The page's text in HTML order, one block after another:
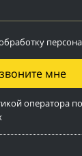
мне
оператора